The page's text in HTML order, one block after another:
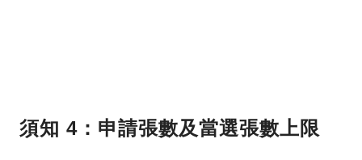
須知 4：申請張數及當選張數上限